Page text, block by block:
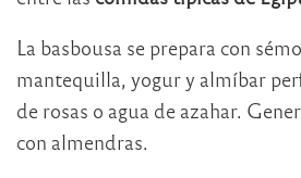
La basbousa se prepara con
mantequilla, yogur y almíbar
de rosas o agua de azahar.
con almendras.